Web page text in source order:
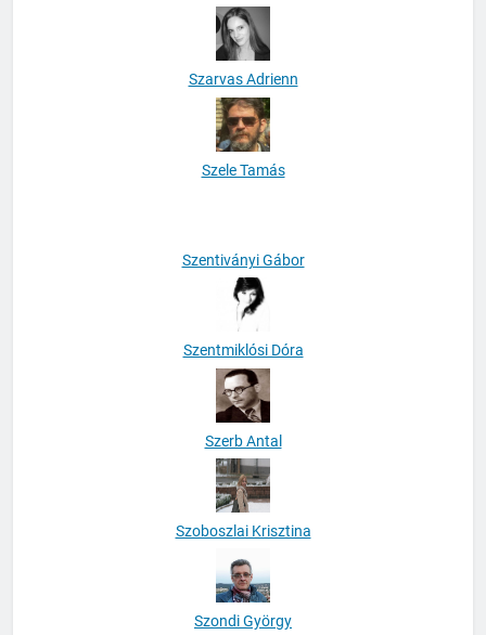
Szarvas Adrienn
Szele Tamás
Szentmiklósi Dóra
Szerb Antal
Szoboszlai Krisztina
Szondi György